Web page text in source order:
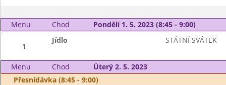
Menu Chod Pondělí 1. 5. 2023 (8:45 - 9:00)
1
Jídlo STÁTNÍ SVÁTEK
Menu Chod
Úterý 2. 5. 2023
Přesnídávka (8:45 - 9:00)